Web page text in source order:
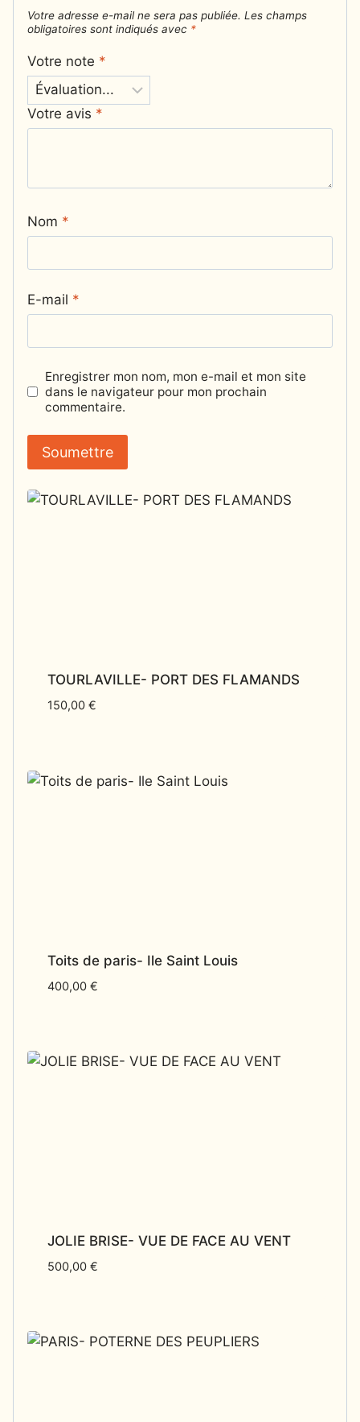
Votre adresse e-mail ne sera pas publiée. Les champs
obligatoires sont indiqués avec *
Votre note *
Votre avis *
Nom *
E-mail *
Enregistrer mon nom, mon e-mail et mon site
dans le navigateur pour mon prochain
commentaire.
TOURLAVILLE- PORT DES FLAMANDS
150,00 €
Toits de paris- Ile Saint Louis
400,00 €
JOLIE BRISE- VUE DE FACE AU VENT
500,00 €